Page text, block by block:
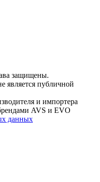
защищены.
является публичной
и импортера
AVS и EVO
данных